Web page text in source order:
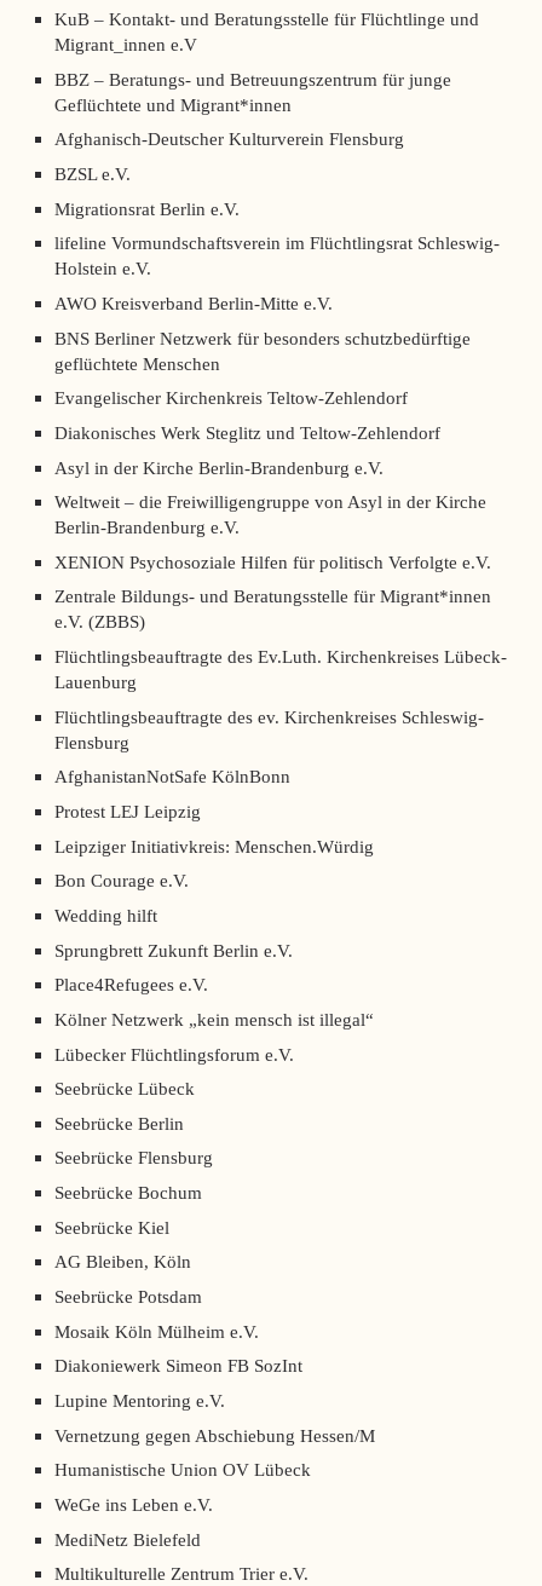
KuB – Kontakt- und Beratungsstelle für Flüchtlinge und
Migrant_innen e.V
BBZ – Beratungs- und Betreuungszentrum für junge
Geflüchtete und Migrant*innen
Afghanisch-Deutscher Kulturverein Flensburg
BZSL e.V.
Migrationsrat Berlin e.V.
lifeline Vormundschaftsverein im Flüchtlingsrat Schleswig-
Holstein e.V.
AWO Kreisverband Berlin-Mitte e.V.
BNS Berliner Netzwerk für besonders schutzbedürftige
geflüchtete Menschen
Evangelischer Kirchenkreis Teltow-Zehlendorf
Diakonisches Werk Steglitz und Teltow-Zehlendorf
Asyl in der Kirche Berlin-Brandenburg e.V.
Weltweit – die Freiwilligengruppe von Asyl in der Kirche
Berlin-Brandenburg e.V.
XENION Psychosoziale Hilfen für politisch Verfolgte e.V.
Zentrale Bildungs- und Beratungsstelle für Migrant*innen
e.V. (ZBBS)
Flüchtlingsbeauftragte des Ev.Luth. Kirchenkreises Lübeck-
Lauenburg
Flüchtlingsbeauftragte des ev. Kirchenkreises Schleswig-
Flensburg
AfghanistanNotSafe KölnBonn
Protest LEJ Leipzig
Leipziger Initiativkreis: Menschen.Würdig
Bon Courage e.V.
Wedding hilft
Sprungbrett Zukunft Berlin e.V.
Place4Refugees e.V.
Kölner Netzwerk „kein mensch ist illegal“
Lübecker Flüchtlingsforum e.V.
Seebrücke Lübeck
Seebrücke Berlin
Seebrücke Flensburg
Seebrücke Bochum
Seebrücke Kiel
AG Bleiben, Köln
Seebrücke Potsdam
Mosaik Köln Mülheim e.V.
Diakoniewerk Simeon FB SozInt
Lupine Mentoring e.V.
Vernetzung gegen Abschiebung Hessen/M
Humanistische Union OV Lübeck
WeGe ins Leben e.V.
MediNetz Bielefeld
Multikulturelle Zentrum Trier e.V.